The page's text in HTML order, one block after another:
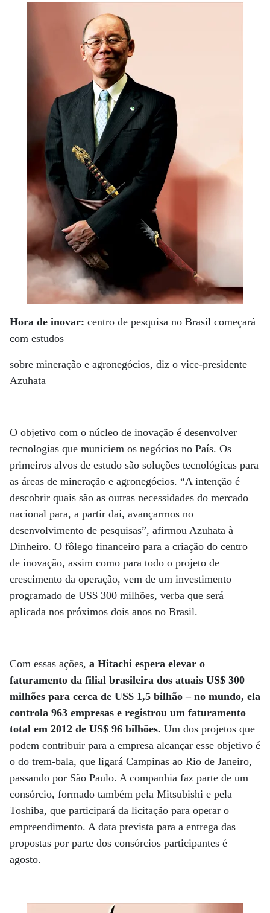
Hora de inovar: centro de pesquisa no Brasil começará
com estudos
sobre mineração e agronegócios, diz o vice-presidente
Azuhata
O objetivo com o núcleo de inovação é desenvolver
tecnologias que municiem os negócios no País. Os
primeiros alvos de estudo são soluções tecnológicas para
as áreas de mineração e agronegócios. “A intenção é
descobrir quais são as outras necessidades do mercado
nacional para, a partir daí, avançarmos no
desenvolvimento de pesquisas”, afirmou Azuhata à
Dinheiro. O fôlego financeiro para a criação do centro
de inovação, assim como para todo o projeto de
crescimento da operação, vem de um investimento
programado de US$ 300 milhões, verba que será
aplicada nos próximos dois anos no Brasil.
Com essas ações, a Hitachi espera elevar o
faturamento da filial brasileira dos atuais US$ 300
milhões para cerca de US$ 1,5 bilhão – no mundo, ela
controla 963 empresas e registrou um faturamento
total em 2012 de US$ 96 bilhões. Um dos projetos que
podem contribuir para a empresa alcançar esse objetivo é
o do trem-bala, que ligará Campinas ao Rio de Janeiro,
passando por São Paulo. A companhia faz parte de um
consórcio, formado também pela Mitsubishi e pela
Toshiba, que participará da licitação para operar o
empreendimento. A data prevista para a entrega das
propostas por parte dos consórcios participantes é
agosto.